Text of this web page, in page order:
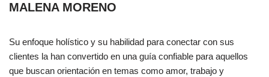
MALENA MORENO
Su enfoque holístico y su habilidad para conectar con sus
clientes la han convertido en una guía confiable para aquellos
que buscan orientación en temas como amor, trabajo y